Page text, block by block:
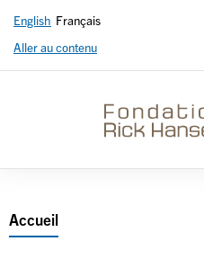
Aller au contenu
English Français
secondary
french
Breadcrumb
Accueil